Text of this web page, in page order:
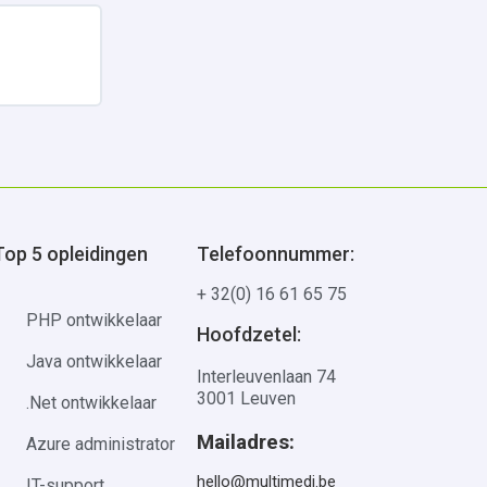
5 opleidingen
PHP ontwikkelaar
Java ontwikkelaar
.Net ontwikkelaar
Azure administrator
Telefoonnummer:
+ 32(0) 16 61 65 75
Hoofdzetel:
Interleuvenlaan 74
3001 Leuven
Mailadres:
hello@multimedi.be